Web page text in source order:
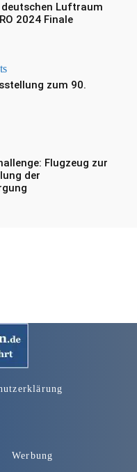
Luftraum
2024 Finale
zum 90.
Flugzeug zur
der
Werbung